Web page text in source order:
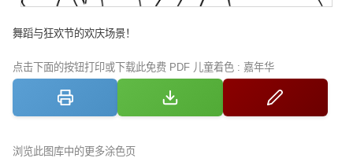
舞蹈与狂欢节的欢庆场景！
点击下面的按钮打印或下载此免费 PDF 儿童着色 : 嘉年华
浏览此图库中的更多涂色页